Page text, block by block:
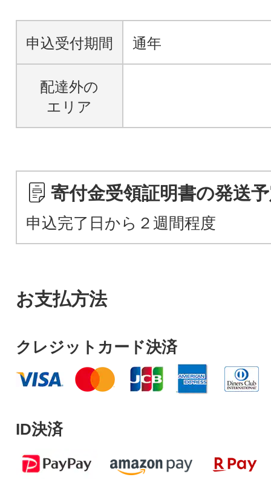
申込受付期間 通年
配達外の
エリア
寄付金受領証明書の発送
申込完了日から２週間程度
お支払方法
クレジットカード決済
ID決済